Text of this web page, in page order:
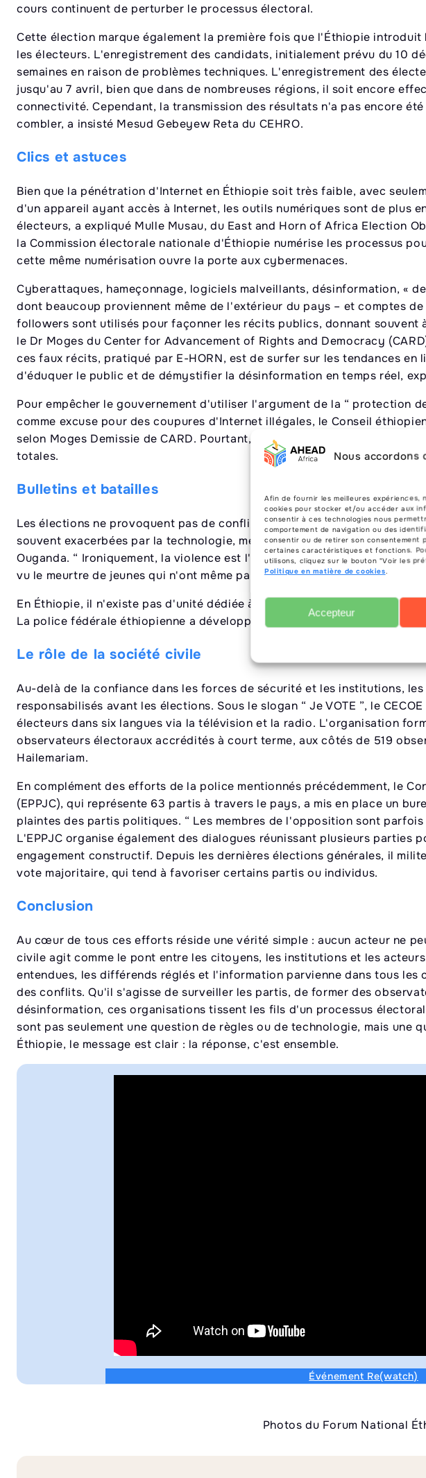
Nous accordons
Afin de fournir les meilleures expériences,
cookies pour stocker et/ou accéder aux
consentir à ces technologies nous
comportement de navigation ou des
consentir ou de retirer son consentement
certaines caractéristiques et fonctions.
utilisons, cliquez sur le bouton "Voir les
Politique en matière de cookies
Accepteur
cours continuent de perturber le processus électoral.
Cette élection marque également la première fois que l'Éthiopie
les électeurs. L'enregistrement des candidats, initialement prévu du 10
semaines en raison de problèmes techniques. L'enregistrement des
jusqu'au 7 avril, bien que dans de nombreuses régions, il soit encore
connectivité. Cependant, la transmission des résultats n'a pas encore
combler, a insisté Mesud Gebeyew Reta du CEHRO.
Clics et astuces
Bien que la pénétration d'Internet en Éthiopie soit très faible, avec
d'un appareil ayant accès à Internet, les outils numériques sont de plus
électeurs, a expliqué Mulle Musau, du East and Horn of Africa Election
la Commission électorale nationale d'Éthiopie numérise les processus
cette même numérisation ouvre la porte aux cybermenaces.
Cyberattaques, hameçonnage, logiciels malveillants, désinformation, «
dont beaucoup proviennent même de l'extérieur du pays – et comptes
followers sont utilisés pour façonner les récits publics, donnant souvent
le Dr Moges du Center for Advancement of Rights and Democracy
ces faux récits, pratiqué par E-HORN, est de surfer sur les tendances
d'éduquer le public et de démystifier la désinformation en temps réel,
Pour empêcher le gouvernement d'utiliser l'argument de la “ protection
comme excuse pour des coupures d'Internet illégales, le Conseil
selon Moges Demissie de CARD. Pourtant, le monopole d'Ethiopia
totales.
Bulletins et batailles
Les élections ne provoquent pas de conflits à elles seules, mais elles
souvent exacerbées par la technologie, menant parfois à la violence, a
Ouganda. “ Ironiquement, la violence est l'un des rares aspects des
vu le meurtre de jeunes qui n'ont même pas l'âge de voter ”, a-t-elle
En Éthiopie, il n'existe pas d'unité dédiée à la sécurité électorale ; ce
La police fédérale éthiopienne a développé.
Le rôle de la société civile
Au-delà de la confiance dans les forces de sécurité et les institutions,
responsabilisés avant les élections. Sous le slogan “ Je VOTE ”, le
électeurs dans six langues via la télévision et la radio. L'organisation
observateurs électoraux accrédités à court terme, aux côtés de 519
Hailemariam.
En complément des efforts de la police mentionnés précédemment, le
(EPPJC), qui représente 63 partis à travers le pays, a mis en place un
plaintes des partis politiques. “ Les membres de l'opposition sont
L'EPPJC organise également des dialogues réunissant plusieurs parties
engagement constructif. Depuis les dernières élections générales, il
vote majoritaire, qui tend à favoriser certains partis ou individus.
Conclusion
Au cœur de tous ces efforts réside une vérité simple : aucun acteur ne
civile agit comme le pont entre les citoyens, les institutions et les
entendues, les différends réglés et l'information parvienne dans tous les
des conflits. Qu'il s'agisse de surveiller les partis, de former des
désinformation, ces organisations tissent les fils d'un processus
sont pas seulement une question de règles ou de technologie, mais une
Éthiopie, le message est clair : la réponse, c'est ensemble.
Événement Re(watch)
Photos du Forum National